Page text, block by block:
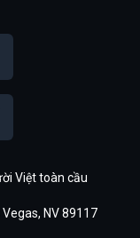
Việt toàn cầu
NV 89117